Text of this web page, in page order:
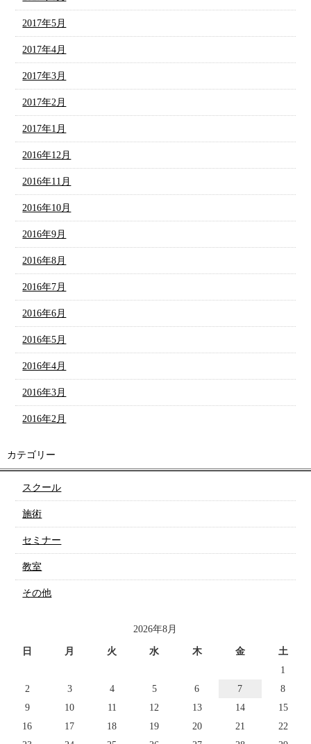
2017年5月
2017年4月
2017年3月
2017年2月
2017年1月
2016年12月
2016年11月
2016年10月
2016年9月
2016年8月
2016年7月
2016年6月
2016年5月
2016年4月
2016年3月
2016年2月
カテゴリー
スクール
施術
セミナー
教室
その他
2026年8月
日 月 火 水 木 金
土
1
2
3 4 5 6 7
8
9
10 11 12 13 14
15
16
17 18 19 20 21
22